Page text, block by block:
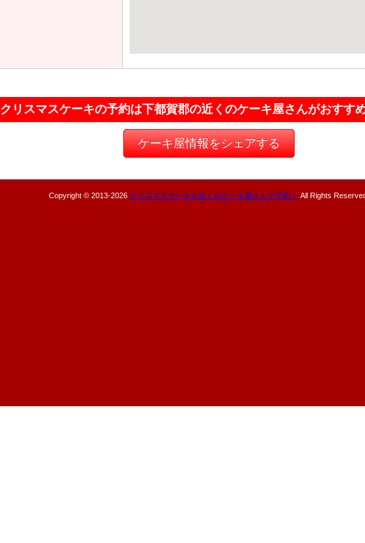
クリスマスケーキの予約は下都賀郡の近くのケーキ屋さんがおすすめ
ケーキ屋情報をシェアする
Copyright © 2013-2026 クリスマスケーキを近くのケーキ屋さんで予約！ All Rights